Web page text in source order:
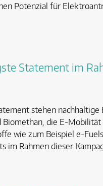
Potenzial für
Statement im
stehen
Biomethan, die E-
wie zum Beispiel e-
im Rahmen dieser